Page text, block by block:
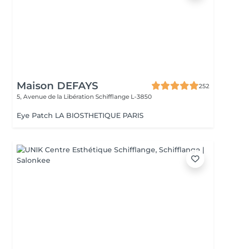
Maison DEFAYS
252
5, Avenue de la Libération Schifflange L-3850
Eye Patch LA BIOSTHETIQUE PARIS